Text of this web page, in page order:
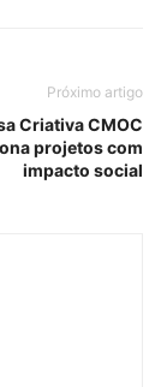
Próximo artigo
Criativa CMOC
projetos com
impacto social